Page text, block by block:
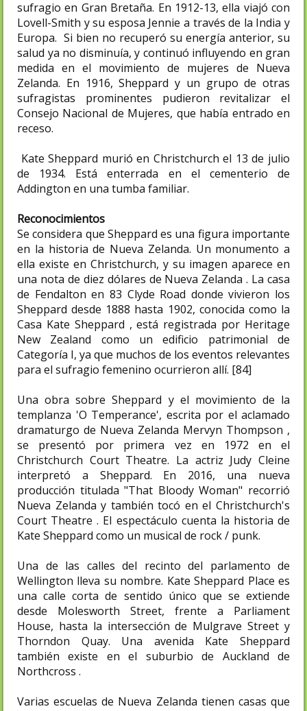
sufragio en Gran Bretaña. En 1912-13, ella viajó con
Lovell-Smith y su esposa Jennie a través de la India y
Europa. Si bien no recuperó su energía anterior, su
salud ya no disminuía, y continuó influyendo en gran
medida en el movimiento de mujeres de Nueva
Zelanda. En 1916, Sheppard y un grupo de otras
sufragistas prominentes pudieron revitalizar el
Consejo Nacional de Mujeres, que había entrado en
receso.
Kate Sheppard murió en Christchurch el 13 de julio
de 1934. Está enterrada en el cementerio de
Addington en una tumba familiar.
Reconocimientos
Se considera que Sheppard es una figura importante
en la historia de Nueva Zelanda. Un monumento a
ella existe en Christchurch, y su imagen aparece en
una nota de diez dólares de Nueva Zelanda . La casa
de Fendalton en 83 Clyde Road donde vivieron los
Sheppard desde 1888 hasta 1902, conocida como la
Casa Kate Sheppard , está registrada por Heritage
New Zealand como un edificio patrimonial de
Categoría I, ya que muchos de los eventos relevantes
para el sufragio femenino ocurrieron allí. [84]
Una obra sobre Sheppard y el movimiento de la
templanza 'O Temperance', escrita por el aclamado
dramaturgo de Nueva Zelanda Mervyn Thompson ,
se presentó por primera vez en 1972 en el
Christchurch Court Theatre. La actriz Judy Cleine
interpretó a Sheppard. En 2016, una nueva
producción titulada "That Bloody Woman" recorrió
Nueva Zelanda y también tocó en el Christchurch's
Court Theatre . El espectáculo cuenta la historia de
Kate Sheppard como un musical de rock / punk.
Una de las calles del recinto del parlamento de
Wellington lleva su nombre. Kate Sheppard Place es
una calle corta de sentido único que se extiende
desde Molesworth Street, frente a Parliament
House, hasta la intersección de Mulgrave Street y
Thorndon Quay. Una avenida Kate Sheppard
también existe en el suburbio de Auckland de
Northcross .
Varias escuelas de Nueva Zelanda tienen casas que